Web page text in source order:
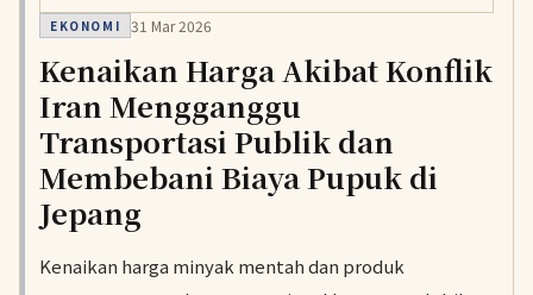
EKONOMI 31 Mar 2026
Kenaikan Harga Akibat Konflik
Iran Mengganggu
Transportasi Publik dan
Membebani Biaya Pupuk di
Jepang
Kenaikan harga minyak mentah dan produk